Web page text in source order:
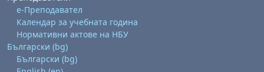
е-Преподавател
Календар за учебната година
Нормативни актове на НБУ
Български ‎(bg)‎
Български ‎(bg)‎